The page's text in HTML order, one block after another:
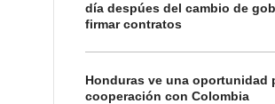
día despúes del cambio de
firmar contratos
Honduras ve una oportunidad
cooperación con Colombia